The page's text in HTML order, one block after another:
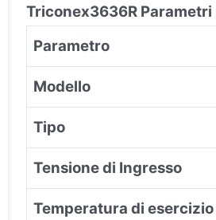
Triconex3636R
Parametro
Modello
Tipo
Tensione di Ingresso
Temperatura di esercizio